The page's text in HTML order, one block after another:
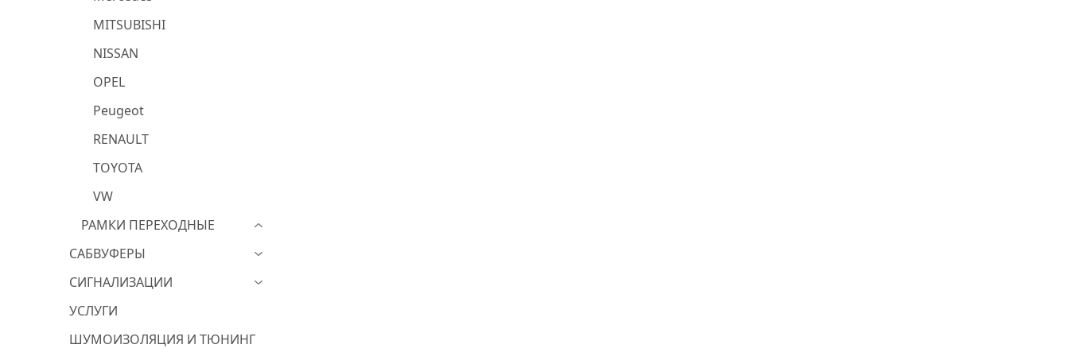
MITSUBISHI
NISSAN
OPEL
Peugeot
RENAULT
TOYOTA
VW
РАМКИ ПЕРЕХОДНЫЕ
САБВУФЕРЫ
СИГНАЛИЗАЦИИ
УСЛУГИ
ШУМОИЗОЛЯЦИЯ И ТЮНИНГ